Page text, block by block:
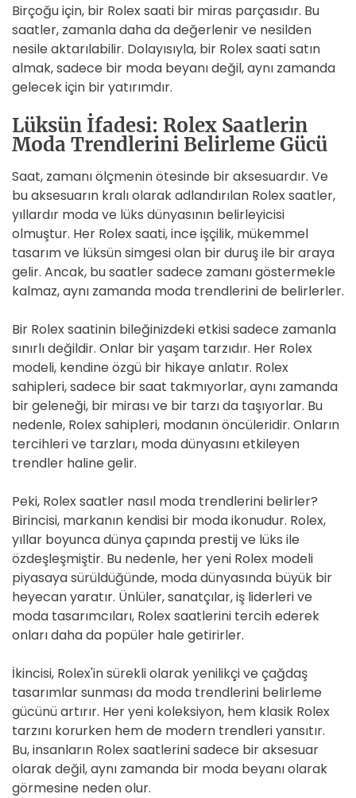
Birçoğu için, bir Rolex saati bir miras parçasıdır. Bu
saatler, zamanla daha da değerlenir ve nesilden
nesile aktarılabilir. Dolayısıyla, bir Rolex saati satın
almak, sadece bir moda beyanı değil, aynı zamanda
gelecek için bir yatırımdır.
Lüksün İfadesi: Rolex Saatlerin
Moda Trendlerini Belirleme Gücü
Saat, zamanı ölçmenin ötesinde bir aksesuardır. Ve
bu aksesuarın kralı olarak adlandırılan Rolex saatler,
yıllardır moda ve lüks dünyasının belirleyicisi
olmuştur. Her Rolex saati, ince işçilik, mükemmel
tasarım ve lüksün simgesi olan bir duruş ile bir araya
gelir. Ancak, bu saatler sadece zamanı göstermekle
kalmaz, aynı zamanda moda trendlerini de belirlerler.
Bir Rolex saatinin bileğinizdeki etkisi sadece zamanla
sınırlı değildir. Onlar bir yaşam tarzıdır. Her Rolex
modeli, kendine özgü bir hikaye anlatır. Rolex
sahipleri, sadece bir saat takmıyorlar, aynı zamanda
bir geleneği, bir mirası ve bir tarzı da taşıyorlar. Bu
nedenle, Rolex sahipleri, modanın öncüleridir. Onların
tercihleri ve tarzları, moda dünyasını etkileyen
trendler haline gelir.
Peki, Rolex saatler nasıl moda trendlerini belirler?
Birincisi, markanın kendisi bir moda ikonudur. Rolex,
yıllar boyunca dünya çapında prestij ve lüks ile
özdeşleşmiştir. Bu nedenle, her yeni Rolex modeli
piyasaya sürüldüğünde, moda dünyasında büyük bir
heyecan yaratır. Ünlüler, sanatçılar, iş liderleri ve
moda tasarımcıları, Rolex saatlerini tercih ederek
onları daha da popüler hale getirirler.
İkincisi, Rolex'in sürekli olarak yenilikçi ve çağdaş
tasarımlar sunması da moda trendlerini belirleme
gücünü artırır. Her yeni koleksiyon, hem klasik Rolex
tarzını korurken hem de modern trendleri yansıtır.
Bu, insanların Rolex saatlerini sadece bir aksesuar
olarak değil, aynı zamanda bir moda beyanı olarak
görmesine neden olur.